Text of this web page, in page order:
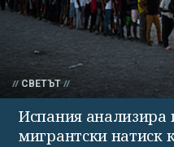
СВЕТЪТ
Испания анализира
мигрантски натиск